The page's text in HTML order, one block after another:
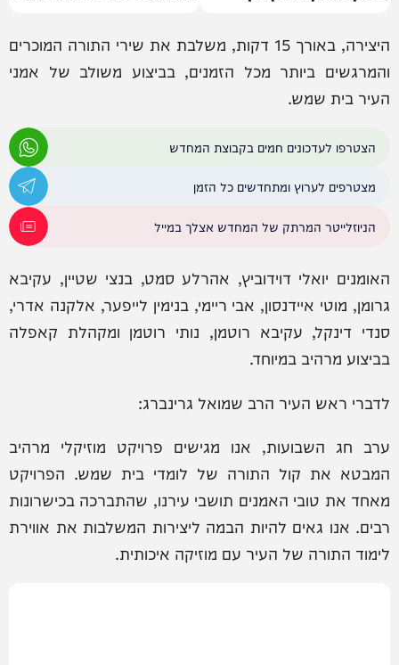
היצירה, באורך 15 דקות, משלבת את שירי התורה המוכרים
והמרגשים ביותר מכל הזמנים, בביצוע משולב של אמני
העיר בית שמש.
הצטרפו לעדכונים חמים בקבוצת המחדש
מצטרפים לערוץ ומתחדשים כל הזמן
הניוזלייטר המרתק של המחדש אצלך במייל
האומנים יואלי דוידוביץ, אהרלע סמט, בנצי שטיין, עקיבא
גרומן, מוטי איידנסון, אבי ריימי, בנימין לייפער, אלקנה אדרי,
סנדי דינקל, עקיבא רוטמן, נותי רוטמן ומקהלת קאפלה
בביצוע מרהיב במיוחד.
לדברי ראש העיר הרב שמואל גרינברג:
ערב חג השבועות, אנו מגישים פרויקט מוזיקלי מרהיב
המבטא את קול התורה של לומדי בית שמש. הפרויקט
מאחד את טובי האמנים תושבי עירנו, שהתברכה בכישרונות
רבים. אנו גאים להיות הבמה ליצירות המשלבות את אווירת
לימוד התורה של העיר עם מוזיקה איכותית.